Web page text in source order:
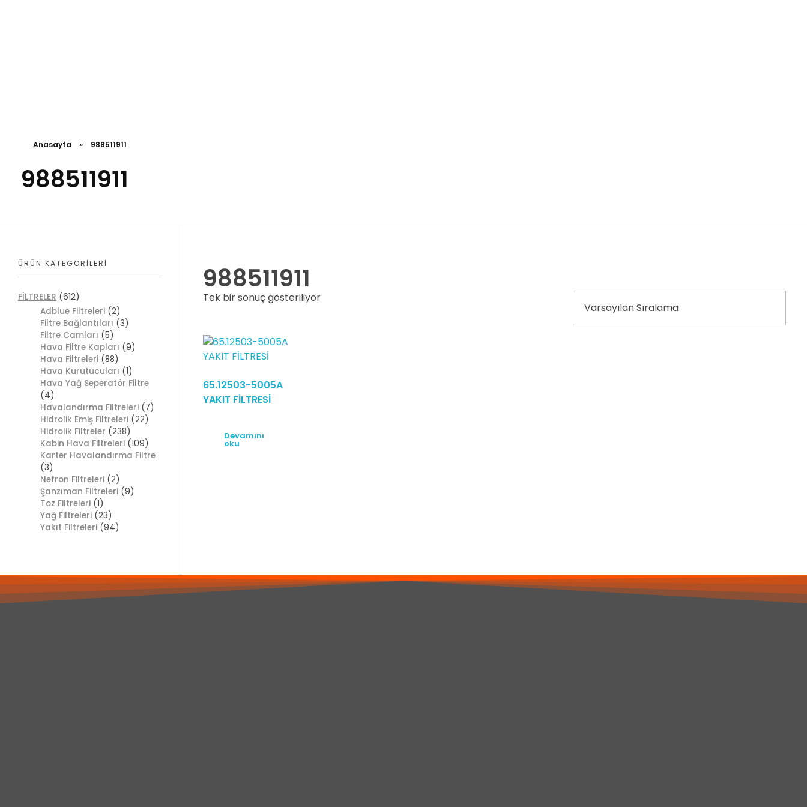
Anasayfa » 988511911
988511911
988511911
Tek bir sonuç gösteriliyor
65.12503-5005A
YAKIT FİLTRESİ
Devamını
oku
ÜRÜN KATEGORILERI
FİLTRELER (612)
Adblue Filtreleri (2)
Filtre Bağlantıları (3)
Filtre Camları (5)
Hava Filtre Kapları (9)
Hava Filtreleri (88)
Hava Kurutucuları (1)
Hava Yağ Seperatör Filtre
(4)
Havalandırma Filtreleri (7)
Hidrolik Emiş Filtreleri (22)
Hidrolik Filtreler (238)
Kabin Hava Filtreleri (109)
Karter Havalandırma Filtre
(3)
Nefron Filtreleri (2)
Şanzıman Filtreleri (9)
Toz Filtreleri (1)
Yağ Filtreleri (23)
Yakıt Filtreleri (94)